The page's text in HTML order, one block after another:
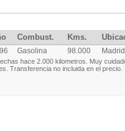
Combust. Kms.
Gasolina 98.000 Madrid
hace 2.000 kilometros. Muy
Transferencia no incluida en el precio.